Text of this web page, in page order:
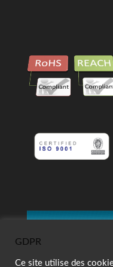
GDPR
Ce site utilise des